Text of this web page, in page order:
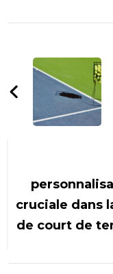
d'article
cruciale dans
de court de